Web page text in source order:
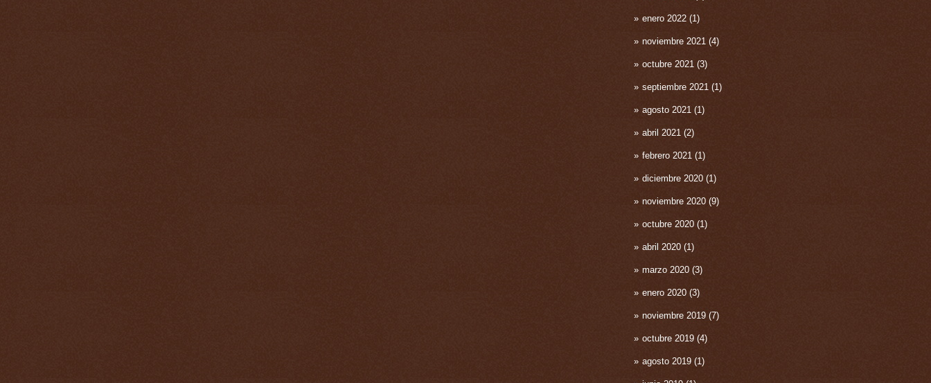
enero 2022 (1)
noviembre 2021 (4)
octubre 2021 (3)
septiembre 2021 (1)
agosto 2021 (1)
abril 2021 (2)
febrero 2021 (1)
diciembre 2020 (1)
noviembre 2020 (9)
octubre 2020 (1)
abril 2020 (1)
marzo 2020 (3)
enero 2020 (3)
noviembre 2019 (7)
octubre 2019 (4)
agosto 2019 (1)